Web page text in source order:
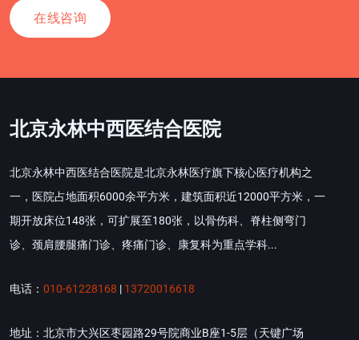
在线咨询
北京永林中西医结合医院
北京永林中西医结合医院是北京永林医疗旗下核心医疗机构之
一，医院占地面积6000余平方米，建筑面积近12000平方米，一
期开放床位148张，可扩展至180张，以骨伤科、脊柱侧弯门
诊、颈肩腰腿痛门诊、疼痛门诊、康复科为重点学科...
电话： 010-61228168 | 13720016618
地址：北京市大兴区枣园路29号院商业B座1-5层（天键广场